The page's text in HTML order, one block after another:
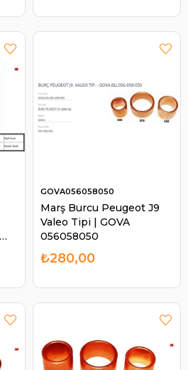
Marş Burcu Peugeot J9
Valeo Tipi | GOVA
056058050
GOVA056058050
₺280,00